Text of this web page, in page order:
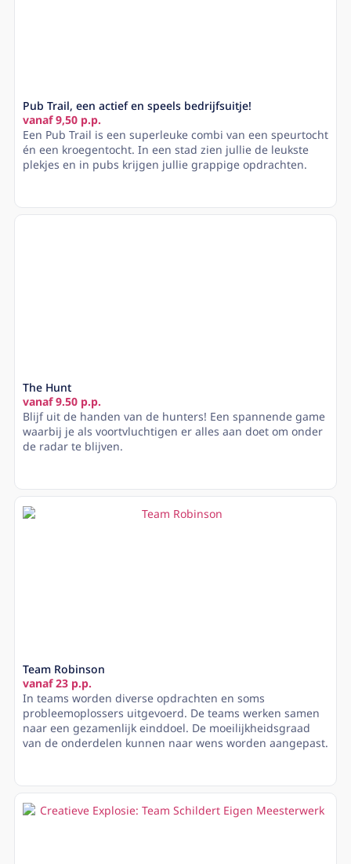
Pub Trail, een actief en speels bedrijfsuitje!
vanaf 9,50 p.p.
Een Pub Trail is een superleuke combi van een speurtocht
én een kroegentocht. In een stad zien jullie de leukste
plekjes en in pubs krijgen jullie grappige opdrachten.
The Hunt
vanaf 9.50 p.p.
Blijf uit de handen van de hunters! Een spannende game
waarbij je als voortvluchtigen er alles aan doet om onder
de radar te blijven.
Team Robinson
vanaf 23 p.p.
In teams worden diverse opdrachten en soms
probleemoplossers uitgevoerd. De teams werken samen
naar een gezamenlijk einddoel. De moeilijkheidsgraad
van de onderdelen kunnen naar wens worden aangepast.